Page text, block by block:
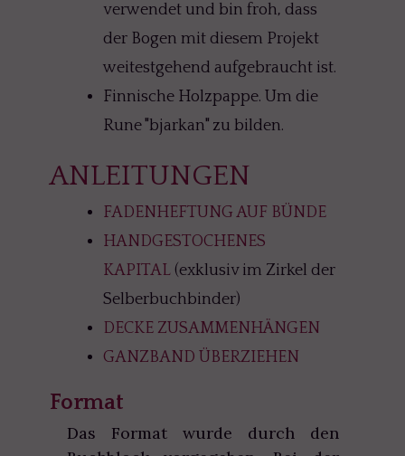
verwendet und bin froh, dass
der Bogen mit diesem Projekt
weitestgehend aufgebraucht ist.
Finnische Holzpappe. Um die
Rune "bjarkan" zu bilden.
ANLEITUNGEN
FADENHEFTUNG AUF BÜNDE
HANDGESTOCHENES
KAPITAL(exklusiv im Zirkel der
Selberbuchbinder)
DECKE ZUSAMMENHÄNGEN
GANZBAND ÜBERZIEHEN
Format
Das Format wurde durch den